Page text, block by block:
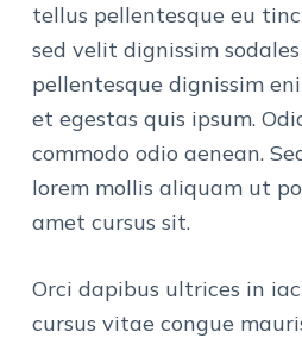
tellus pellentesque eu
sed velit dignissim
pellentesque dignissim
et egestas quis ipsum.
commodo odio aenean.
lorem mollis aliquam ut
amet cursus sit.
Orci dapibus ultrices in
cursus vitae congue